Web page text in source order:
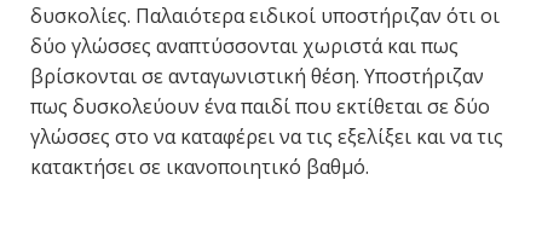
δυσκολίες. Παλαιότερα ειδικοί υποστήριζαν ότι οι
δύο γλώσσες αναπτύσσονται χωριστά και πως
βρίσκονται σε ανταγωνιστική θέση. Υποστήριζαν
πως δυσκολεύουν ένα παιδί που εκτίθεται σε δύο
γλώσσες στο να καταφέρει να τις εξελίξει και να τις
κατακτήσει σε ικανοποιητικό βαθμό.